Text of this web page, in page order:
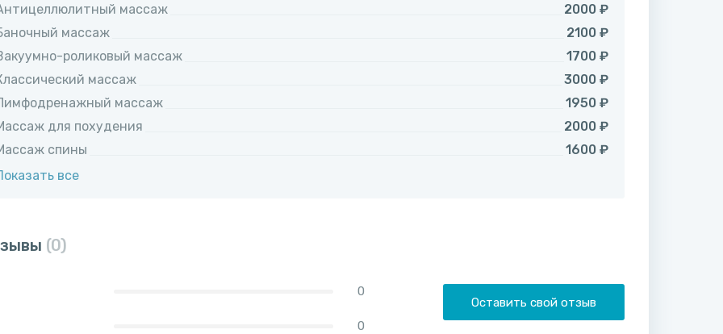
массаж
2000 ₽
массаж
2100 ₽
роликовый массаж
1700 ₽
массаж
3000 ₽
массаж
1950 ₽
для похудения
2000 ₽
спины
1600 ₽
все
(0)
0
0
Оставить свой отзыв